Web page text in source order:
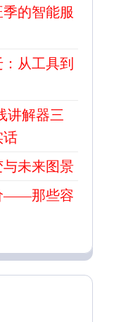
的智能服
从工具到
讲解器三
话
未来图景
——那些容